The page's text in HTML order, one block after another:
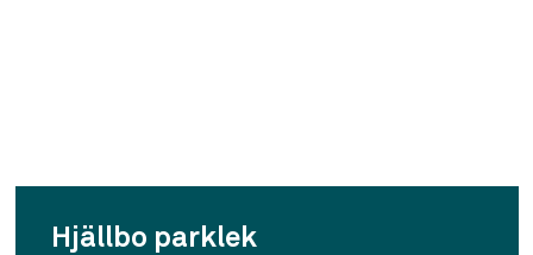
Hjällbo parklek